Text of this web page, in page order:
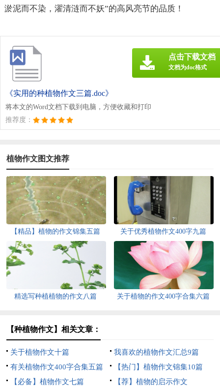
淤泥而不染，濯清涟而不妖”的高风亮节的品质！
《实用的种植物作文三篇.doc》
将本文的Word文档下载到电脑，方便收藏和打印
推荐度：
点击下载文档
文档为doc格式
植物作文图文推荐
【精品】植物的作文锦集五篇 关于优秀植物作文400字九篇
精选写种植植物的作文八篇 关于植物的作文400字合集六篇
【种植物作文】相关文章：
关于植物作文十篇
我喜欢的植物作文汇总9篇
有关植物作文400字合集五篇
【热门】植物作文锦集10篇
【必备】植物作文七篇
【荐】植物的启示作文